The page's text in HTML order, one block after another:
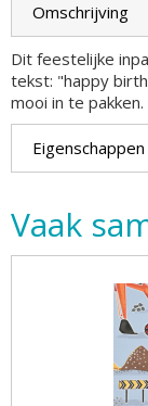
Omschrijving
Dit feestelijke
tekst: "happy
mooi in te pakken.
Eigenschappen
Vaak